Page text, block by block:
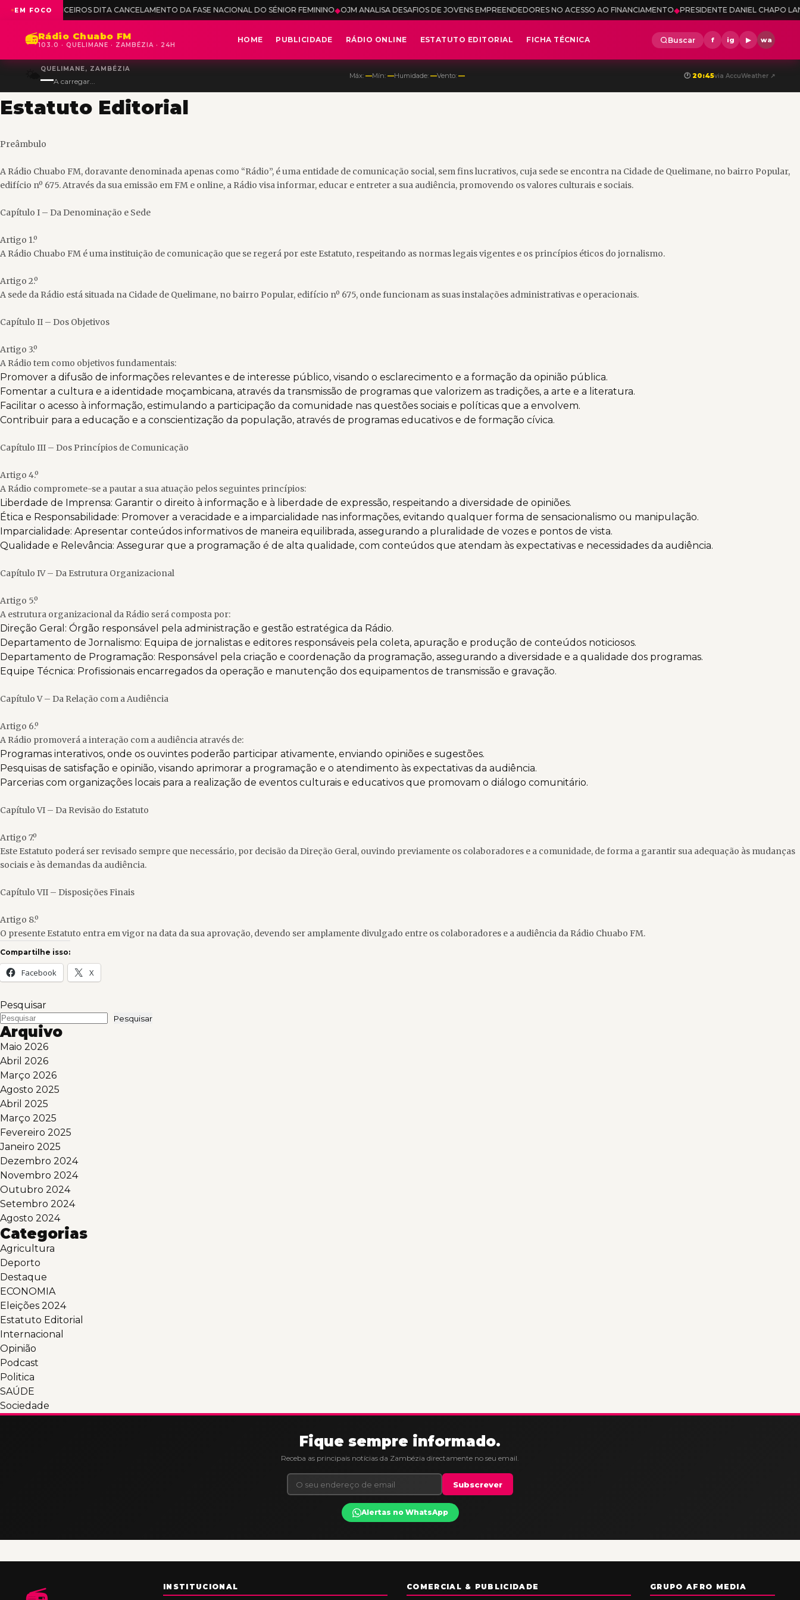
EM FOCODITA CANCELAMENTO DA FASE NACIONAL DO SÉNIOR FEMININO◆OJM ANALISA DESAFIOS DE JOVENS EMPREENDEDORES NO ACESSO AO FINANCIAMENTO◆PRESIDENTE DANIEL CHAPO LANÇA
📻Rádio Chuabo FM
103.0 · QUELIMANE · ZAMBÉZIA · 24H
HOME PUBLICIDADE RÁDIO ONLINE ESTATUTO EDITORIAL FICHA TÉCNICA Buscar f ig ▶ wa
QUELIMANE, ZAMBÉZIA
—A carregar...
Máx: —Mín: —Humidade: —Vento: — 🕐 20:45via AccuWeather ↗
Estatuto Editorial
Preâmbulo
A Rádio Chuabo FM, doravante denominada apenas como “Rádio”, é uma entidade de comunicação social, sem fins lucrativos, cuja sede se encontra na Cidade de Quelimane, no bairro Popular,
edifício nº 675. Através da sua emissão em FM e online, a Rádio visa informar, educar e entreter a sua audiência, promovendo os valores culturais e sociais.
Capítulo I – Da Denominação e Sede
Artigo 1.º
A Rádio Chuabo FM é uma instituição de comunicação que se regerá por este Estatuto, respeitando as normas legais vigentes e os princípios éticos do jornalismo.
Artigo 2.º
A sede da Rádio está situada na Cidade de Quelimane, no bairro Popular, edifício nº 675, onde funcionam as suas instalações administrativas e operacionais.
Capítulo II – Dos Objetivos
Artigo 3.º
A Rádio tem como objetivos fundamentais:
Promover a difusão de informações relevantes e de interesse público, visando o esclarecimento e a formação da opinião pública.
Fomentar a cultura e a identidade moçambicana, através da transmissão de programas que valorizem as tradições, a arte e a literatura.
Facilitar o acesso à informação, estimulando a participação da comunidade nas questões sociais e políticas que a envolvem.
Contribuir para a educação e a conscientização da população, através de programas educativos e de formação cívica.
Capítulo III – Dos Princípios de Comunicação
Artigo 4.º
A Rádio compromete-se a pautar a sua atuação pelos seguintes princípios:
Liberdade de Imprensa: Garantir o direito à informação e à liberdade de expressão, respeitando a diversidade de opiniões.
Ética e Responsabilidade: Promover a veracidade e a imparcialidade nas informações, evitando qualquer forma de sensacionalismo ou manipulação.
Imparcialidade: Apresentar conteúdos informativos de maneira equilibrada, assegurando a pluralidade de vozes e pontos de vista.
Qualidade e Relevância: Assegurar que a programação é de alta qualidade, com conteúdos que atendam às expectativas e necessidades da audiência.
Capítulo IV – Da Estrutura Organizacional
Artigo 5.º
A estrutura organizacional da Rádio será composta por:
Direção Geral: Órgão responsável pela administração e gestão estratégica da Rádio.
Departamento de Jornalismo: Equipa de jornalistas e editores responsáveis pela coleta, apuração e produção de conteúdos noticiosos.
Departamento de Programação: Responsável pela criação e coordenação da programação, assegurando a diversidade e a qualidade dos programas.
Equipe Técnica: Profissionais encarregados da operação e manutenção dos equipamentos de transmissão e gravação.
Capítulo V – Da Relação com a Audiência
Artigo 6.º
A Rádio promoverá a interação com a audiência através de:
Programas interativos, onde os ouvintes poderão participar ativamente, enviando opiniões e sugestões.
Pesquisas de satisfação e opinião, visando aprimorar a programação e o atendimento às expectativas da audiência.
Parcerias com organizações locais para a realização de eventos culturais e educativos que promovam o diálogo comunitário.
Capítulo VI – Da Revisão do Estatuto
Artigo 7.º
Este Estatuto poderá ser revisado sempre que necessário, por decisão da Direção Geral, ouvindo previamente os colaboradores e a comunidade, de forma a garantir sua adequação às mudanças
sociais e às demandas da audiência.
Capítulo VII – Disposições Finais
Artigo 8.º
O presente Estatuto entra em vigor na data da sua aprovação, devendo ser amplamente divulgado entre os colaboradores e a audiência da Rádio Chuabo FM.
Compartilhe isso:
Facebook X
Pesquisar
Pesquisar
Arquivo
Maio 2026
Abril 2026
Março 2026
Agosto 2025
Abril 2025
Março 2025
Fevereiro 2025
Janeiro 2025
Dezembro 2024
Novembro 2024
Outubro 2024
Setembro 2024
Agosto 2024
Categorias
Agricultura
Deporto
Destaque
ECONOMIA
Eleições 2024
Estatuto Editorial
Internacional
Opinião
Podcast
Politica
SAÚDE
Sociedade
Fique sempre informado.
Receba as principais notícias da Zambézia directamente no seu email.
Subscrever
Alertas no WhatsApp
INSTITUCIONAL COMERCIAL & PUBLICIDADE GRUPO AFRO MEDIA